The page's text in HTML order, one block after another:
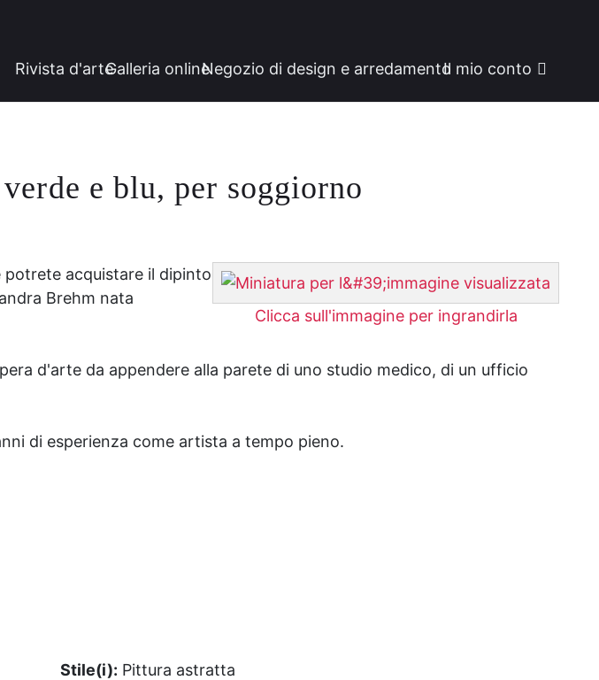
Rivista d'arteGalleria onlineNegozio di design e arredamentoIl mio conto
e blu, per soggiorno
Clicca sull'immagine per ingrandirla
acquistare il dipinto
Brehm nata
d'arte da appendere alla parete di uno studio medico, di un ufficio
di esperienza come artista a tempo pieno.
Stile(i): Pittura astratta